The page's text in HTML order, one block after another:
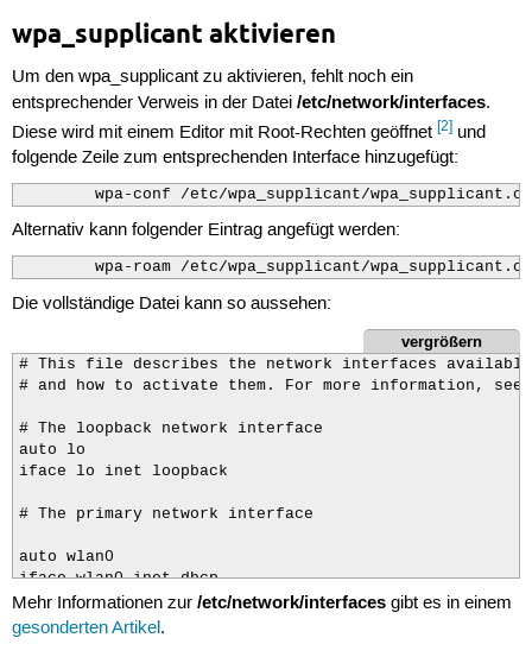
wpa_supplicant aktivieren
Um den wpa_supplicant zu aktivieren, fehlt noch ein
entsprechender Verweis in der Datei /etc/network/interfaces.
Diese wird mit einem Editor mit Root-Rechten geöffnet [2]und
folgende Zeile zum entsprechenden Interface hinzugefügt:
wpa-conf /etc/wpa_supplicant/
Alternativ kann folgender Eintrag angefügt werden:
wpa-roam /etc/wpa_supplicant/
Die vollständige Datei kann so aussehen:
vergrößern
# This file describes the network interfaces available
# and how to activate them. For more information,
# The loopback network interface
auto lo
iface lo inet loopback
# The primary network interface
auto wlan0
iface wlan0 inet dhcp
wpa-conf /etc/wpa_supplicant/
Mehr Informationen zur /etc/network/interfacesgibt es in einem
gesonderten Artikel.